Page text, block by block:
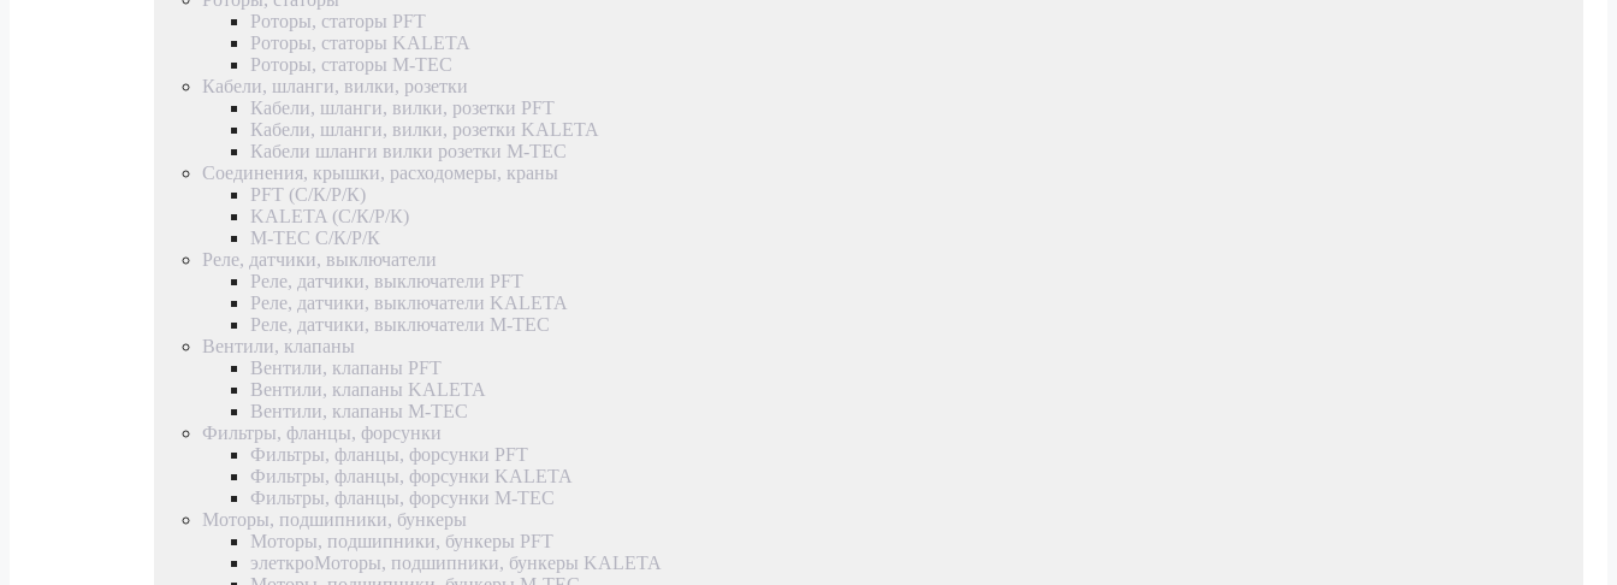
Роторы, статоры PFT
Роторы, статоры KALETA
Роторы, статоры M-TEC
Кабели, шланги, вилки, розетки
Кабели, шланги, вилки, розетки PFT
Кабели, шланги, вилки, розетки KALETA
Кабели шланги вилки розетки M-TEC
Соединения, крышки, расходомеры, краны
PFT (С/К/Р/К)
KALETA (С/К/Р/К)
M-TEC С/К/Р/К
Реле, датчики, выключатели
Реле, датчики, выключатели PFT
Реле, датчики, выключатели KALETA
Реле, датчики, выключатели M-TEC
Вентили, клапаны
Вентили, клапаны PFT
Вентили, клапаны KALETA
Вентили, клапаны M-TEC
Фильтры, фланцы, форсунки
Фильтры, фланцы, форсунки PFT
Фильтры, фланцы, форсунки KALETA
Фильтры, фланцы, форсунки M-TEC
Моторы, подшипники, бункеры
Моторы, подшипники, бункеры PFT
элеткроМоторы, подшипники, бункеры KALETA